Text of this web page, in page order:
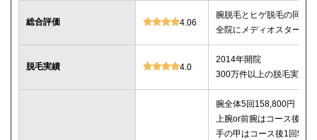
総合評価 4.06
腕脱毛とヒゲ脱毛の同時
全院にメディオスター
脱毛実績 4.0
2014年開院
300万件以上の脱毛実績
腕全体5回158,800円
上腕or前腕はコース後1回
手の甲はコース後1回